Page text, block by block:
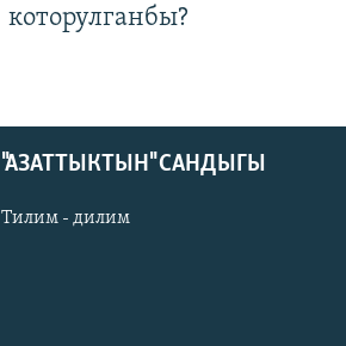
которулганбы?
"АЗАТТЫКТЫН" САНДЫГЫ
Тилим - дилим